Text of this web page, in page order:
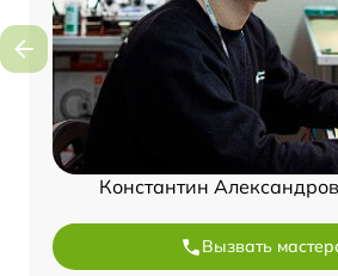
Константин
Вызвать